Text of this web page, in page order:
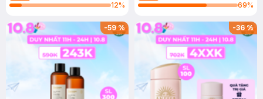
12%
69%
-59% -36%